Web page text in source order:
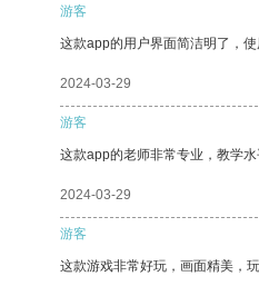
游客
这款app的用户界面简洁明了，
2024-03-29
游客
这款app的老师非常专业，教学
2024-03-29
游客
这款游戏非常好玩，画面精美，